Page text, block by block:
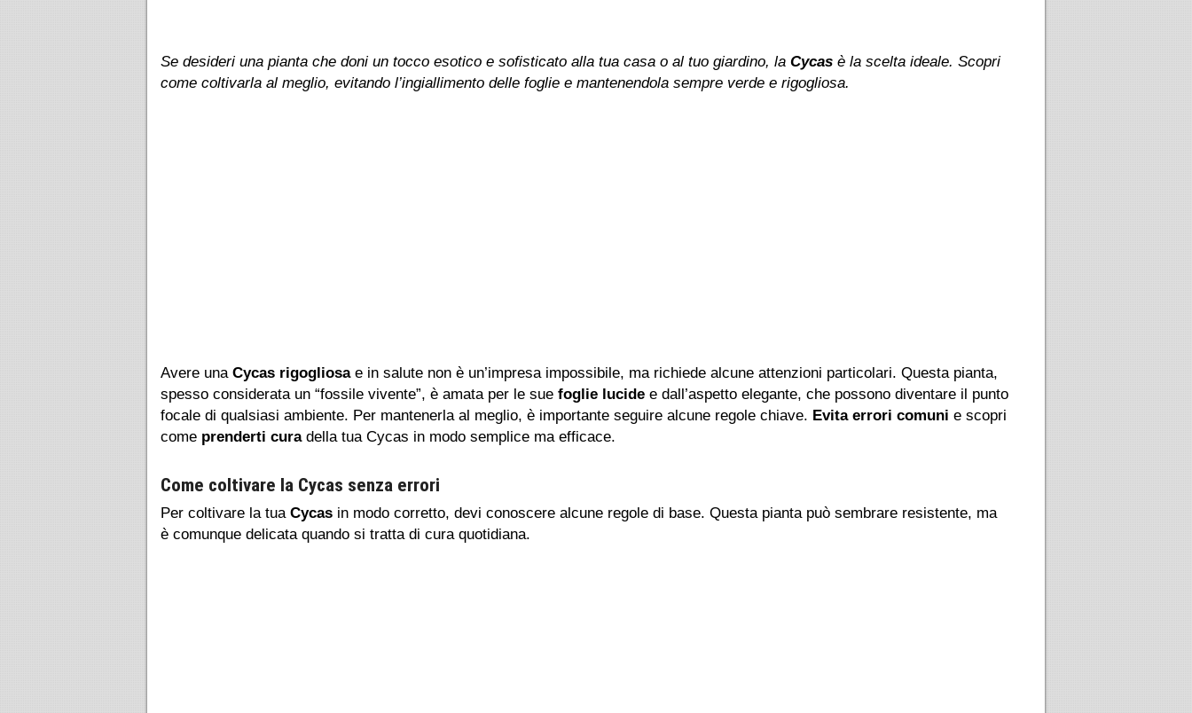
Se desideri una pianta che doni un tocco esotico e sofisticato alla tua casa o al tuo giardino, la Cycas è la scelta ideale. Scopri
come coltivarla al meglio, evitando l’ingiallimento delle foglie e mantenendola sempre verde e rigogliosa.
Avere una Cycas rigogliosae in salute non è un’impresa impossibile, ma richiede alcune attenzioni particolari. Questa pianta,
spesso considerata un “fossile vivente”, è amata per le sue foglie lucide e dall’aspetto elegante, che possono diventare il punto
focale di qualsiasi ambiente. Per mantenerla al meglio, è importante seguire alcune regole chiave. Evita errori comuni e scopri
come prenderti curadella tua Cycas in modo semplice ma efficace.
Come coltivare la Cycas senza errori
Per coltivare la tua Cycas in modo corretto, devi conoscere alcune regole di base. Questa pianta può sembrare resistente, ma
è comunque delicata quando si tratta di cura quotidiana.